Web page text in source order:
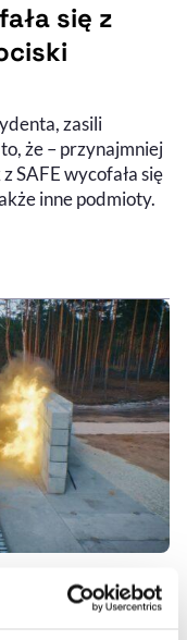
się z
zasili
że – przynajmniej
SAFE wycofała się
inne podmioty.